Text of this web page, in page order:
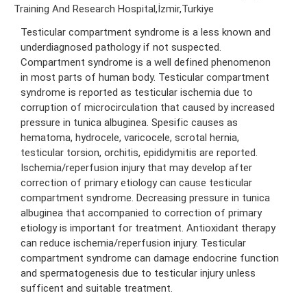
Training And Research Hospital,İzmir,Turkiye
Testicular compartment syndrome is a less known and
underdiagnosed pathology if not suspected.
Compartment syndrome is a well defined phenomenon
in most parts of human body. Testicular compartment
syndrome is reported as testicular ischemia due to
corruption of microcirculation that caused by increased
pressure in tunica albuginea. Spesific causes as
hematoma, hydrocele, varicocele, scrotal hernia,
testicular torsion, orchitis, epididymitis are reported.
Ischemia/reperfusion injury that may develop after
correction of primary etiology can cause testicular
compartment syndrome. Decreasing pressure in tunica
albuginea that accompanied to correction of primary
etiology is important for treatment. Antioxidant therapy
can reduce ischemia/reperfusion injury. Testicular
compartment syndrome can damage endocrine function
and spermatogenesis due to testicular injury unless
sufficent and suitable treatment.